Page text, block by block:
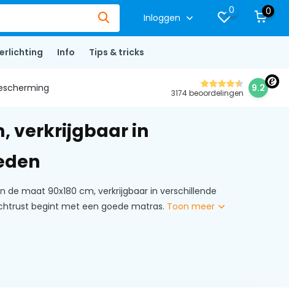
Inloggen
0 0
Info Tips & tricks
3174 beoordelingen 9.2
verkrijgbaar in
de maat 90x180 cm, verkrijgbaar in verschillende
begint met een goede matras. Toon meer